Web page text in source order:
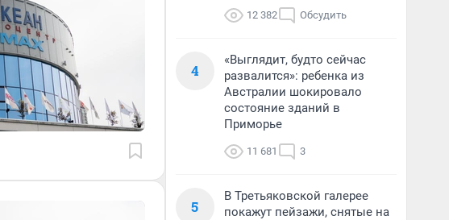
12 382 Обсудить
4
«Выглядит, будто сейчас
развалится»: ребенка из
Австралии шокировало
состояние зданий в
Приморье
11 681 3
5
В Третьяковской галерее
покажут пейзажи, снятые на